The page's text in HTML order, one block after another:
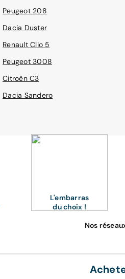
Peugeot 208
Dacia Duster
Renault Clio 5
Peugeot 3008
Citroën C3
Dacia Sandero
L'embarras
du choix !
Nos